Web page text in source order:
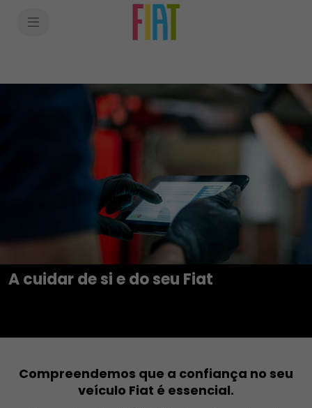
Overview
A cuidar de si e do seu Fiat
Compreendemos que a confiança no seu
veículo Fiat é essencial.